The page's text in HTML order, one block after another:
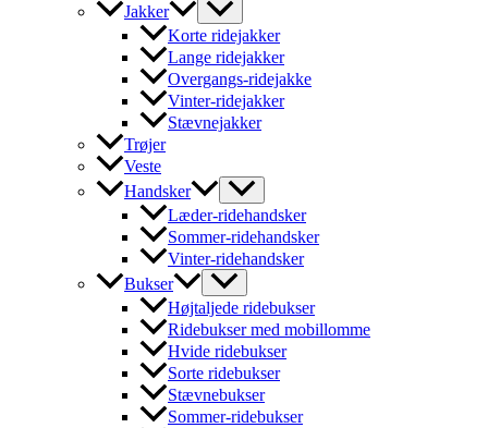
Jakker
Korte ridejakker
Lange ridejakker
Overgangs-ridejakke
Vinter-ridejakker
Stævnejakker
Trøjer
Veste
Handsker
Læder-ridehandsker
Sommer-ridehandsker
Vinter-ridehandsker
Bukser
Højtaljede ridebukser
Ridebukser med mobillomme
Hvide ridebukser
Sorte ridebukser
Stævnebukser
Sommer-ridebukser